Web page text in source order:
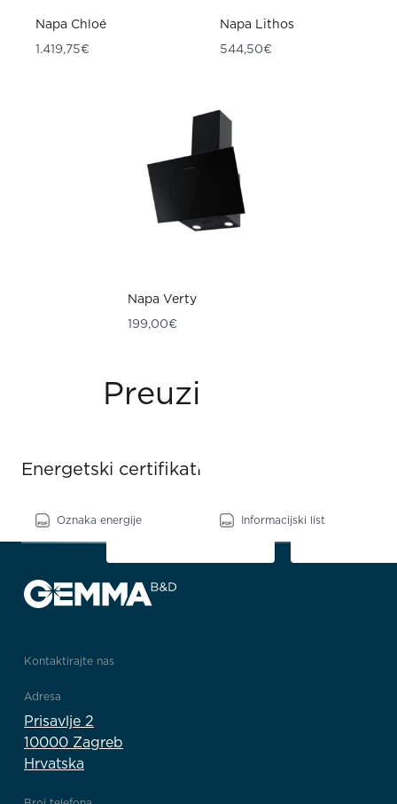
Napa Chloé
1.419,75€
Napa Lithos
544,50€
Napa Verty
199,00€
Preuzimanja
Energetski certifikati
Oznaka energije Informacijski list
Kontaktirajte nas
Adresa
Prisavlje 2
10000 Zagreb
Hrvatska